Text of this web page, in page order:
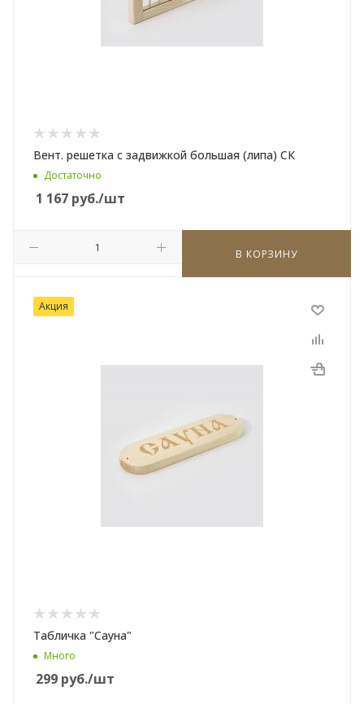
Вент. решетка с задвижкой большая (липа) СК
Достаточно
1 167 руб./шт
В КОРЗИНУ
Акция
Табличка "Сауна"
Много
299 руб./шт